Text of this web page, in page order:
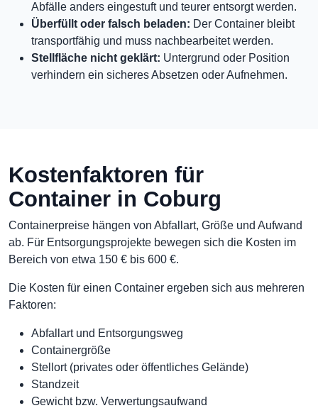
Abfälle anders eingestuft und teurer entsorgt werden.
Überfüllt oder falsch beladen: Der Container bleibt
transportfähig und muss nachbearbeitet werden.
Stellfläche nicht geklärt: Untergrund oder Position
verhindern ein sicheres Absetzen oder Aufnehmen.
Kostenfaktoren für
Container in Coburg
Containerpreise hängen von Abfallart, Größe und Aufwand
ab. Für Entsorgungsprojekte bewegen sich die Kosten im
Bereich von etwa 150 € bis 600 €.
Die Kosten für einen Container ergeben sich aus mehreren
Faktoren:
Abfallart und Entsorgungsweg
Containergröße
Stellort (privates oder öffentliches Gelände)
Standzeit
Gewicht bzw. Verwertungsaufwand